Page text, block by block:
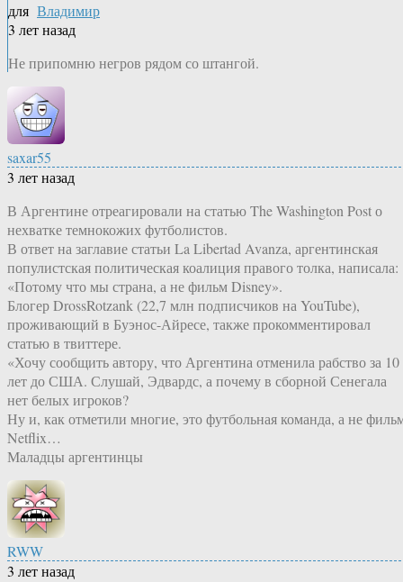
для Владимир
3 лет назад
Не припомню негров рядом со штангой.
saxar55
3 лет назад
В Аргентине отреагировали на статью The Washington Post о
нехватке темнокожих футболистов.
В ответ на заглавие статьи La Libertad Avanza, аргентинская
популистская политическая коалиция правого толка, написала:
«Потому что мы страна, а не фильм Disney».
Блогер DrossRotzank (22,7 млн подписчиков на YouTube),
проживающий в Буэнос-Айресе, также прокомментировал
статью в твиттере.
«Хочу сообщить автору, что Аргентина отменила рабство за 10
лет до США. Слушай, Эдвардс, а почему в сборной Сенегала
нет белых игроков?
Ну и, как отметили многие, это футбольная команда, а не
Netflix…
Маладцы аргентинцы
RWW
3 лет назад